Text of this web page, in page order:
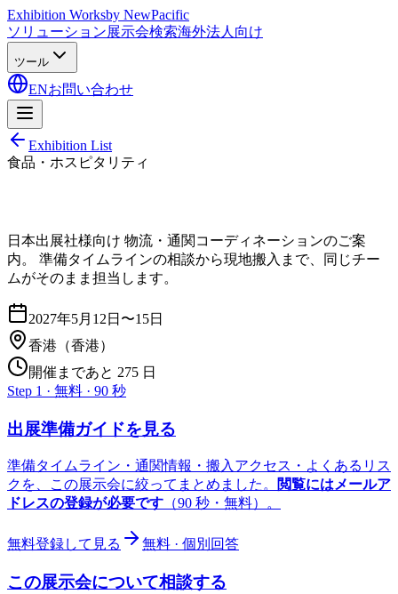
Exhibition Worksby NewPacific
ソリューション展示会検索海外法人向け
ツール
ENお問い合わせ
Exhibition List
食品・ホスピタリティ
日本出展社様向け 物流・通関コーディネーションのご案
内。 準備タイムラインの相談から現地搬入まで、同じチー
ムがそのまま担当します。
2027年5月12日〜15日
香港 （香港）
開催まであと 275 日
Step 1 · 無料 · 90 秒
出展準備ガイドを見る
準備タイムライン・通関情報・搬入アクセス・よくあるリス
クを、この展示会に絞ってまとめました。
閲覧にはメールア
ドレスの登録が必要です （90 秒・無料）。
無料登録して見る 無料 · 個別回答
この展示会について相談する